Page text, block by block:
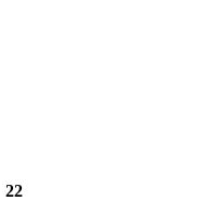
22